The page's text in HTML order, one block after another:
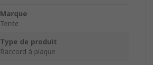
Marque
Tente
Type de produit
Raccord à plaque